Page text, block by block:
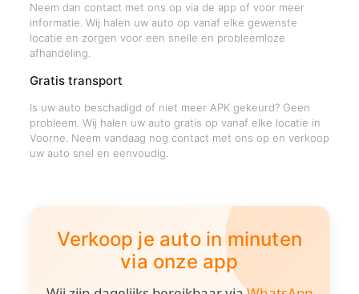
Neem dan contact met ons op via de app of voor meer
informatie. Wij halen uw auto op vanaf elke gewenste
locatie en zorgen voor een snelle en probleemloze
afhandeling.
Gratis transport
Is uw auto beschadigd of niet meer APK gekeurd? Geen
probleem. Wij halen uw auto gratis op vanaf elke locatie in
Voorne. Neem vandaag nog contact met ons op en verkoop
uw auto snel en eenvoudig.
Verkoop je auto in minuten
via onze app